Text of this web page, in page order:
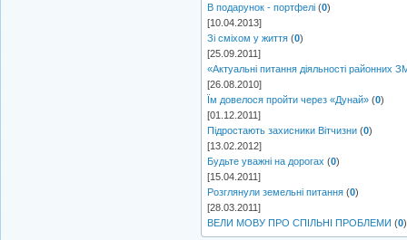
В подарунок - портфелі (0)
[10.04.2013]
Зі сміхом у життя (0)
[25.09.2011]
«Актуальні питання діяльності районних
[26.08.2010]
Їм довелося пройти через «Дунай» (0)
[01.12.2011]
Підростають захисники Вітчизни (0)
[13.02.2012]
Будьте уважні на дорогах (0)
[15.04.2011]
Розглянули земельні питання (0)
[28.03.2011]
ВЕЛИ МОВУ ПРО СПІЛЬНІ ПРОБЛЕМИ (0)